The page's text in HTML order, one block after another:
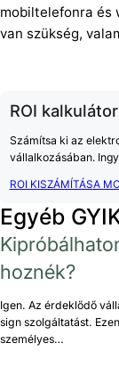
mobiltelefonra és
van szükség,
ROI kalkulátor
Számítsa ki az
vállalkozásában.
ROI KISZÁMÍTÁSA
Egyéb
hoznék?
Igen. Az érdeklődő
sign szolgáltatást.
személyes…